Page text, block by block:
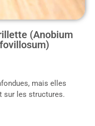
(Anobium
mais elles
sur les structures.